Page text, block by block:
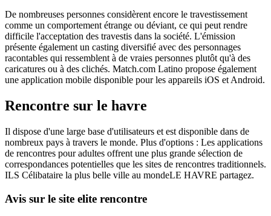
De nombreuses personnes considèrent encore le travestissement
comme un comportement étrange ou déviant, ce qui peut rendre
difficile l'acceptation des travestis dans la société. L'émission
présente également un casting diversifié avec des personnages
racontables qui ressemblent à de vraies personnes plutôt qu'à des
caricatures ou à des clichés. Match.com Latino propose également
une application mobile disponible pour les appareils iOS et Android.
Rencontre sur le havre
Il dispose d'une large base d'utilisateurs et est disponible dans de
nombreux pays à travers le monde. Plus d'options : Les applications
de rencontres pour adultes offrent une plus grande sélection de
correspondances potentielles que les sites de rencontres traditionnels.
ILS Célibataire la plus belle ville au mondeLE HAVRE partagez.
Avis sur le site elite rencontre